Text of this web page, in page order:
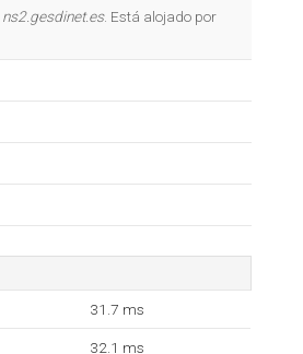
ns2.gesdinet.es. Está alojado por
31.7 ms
32.1 ms